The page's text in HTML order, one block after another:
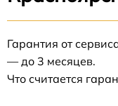
Гарантия от
— до 3 месяцев.
Что считается